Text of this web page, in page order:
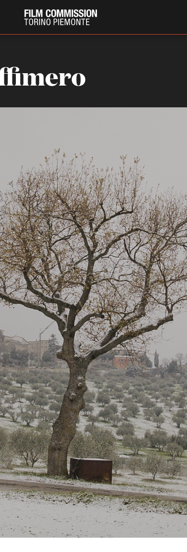
PRODUCTION GUIDE
Società di produzione
Strutture di servizio
Professionisti
Attrici-Attori
Beginners
LOCATION GUIDE
FILM DATABASE
BOOK DATABASE
CASTING
EVENTI, SPECIALI
Anteprime in Piemonte
TFI Torino Film Industry - Production
Days
Avenue Cove - Erasmus +
Guarda che storia!
La Grazia - Immagini e location della
Torino di Paolo Sorrentino
Open Day
Ciak in TOur!
International
Berlinale
Festival de
Biografilm
Days
Locarno Film
Mostra
Toronto
Festa del
Torino Film
David di
Nastri
Premio Solinas
STRUMENTI
Location -
Location -
Newsletter
Lavora con
Stage -
Elenco
affidamento
Privacy Cookie policy Whistleblowing Credits